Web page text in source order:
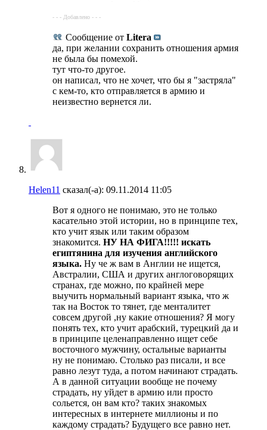
- - - Добавлено - - -
Сообщение от Litera
да, при желании сохранить отношения армия
не была бы помехой.
тут что-то другое.
он написал, что не хочет, что бы я "застряла"
с кем-то, кто отправляется в армию и
неизвестно вернется ли.
Helen11 сказал(-а): 09.11.2014 11:05
Вот я одного не понимаю, это не только
касательно этой истории, но в принципе тех,
кто учит язык или таким образом
знакомится. НУ НА ФИГА!!!!! искать
египтянина для изучения английского
языка. Ну че ж вам в Англии не ищется,
Австралии, США и других англоговорящих
странах, где можно, по крайней мере
выучить нормальный вариант языка, что ж
так на Восток то тянет, где менталитет
совсем другой ,ну какие отношения? Я могу
понять тех, кто учит арабский, турецкий да и
в принципе целенаправленно ищет себе
восточного мужчину, остальные варианты
ну не понимаю. Столько раз писали, и все
равно лезут туда, а потом начинают страдать.
А в данной ситуации вообще не почему
страдать, ну уйдет в армию или просто
сольется, он вам кто? таких знакомых
интересных в интернете миллионы и по
каждому страдать? Будущего все равно нет.